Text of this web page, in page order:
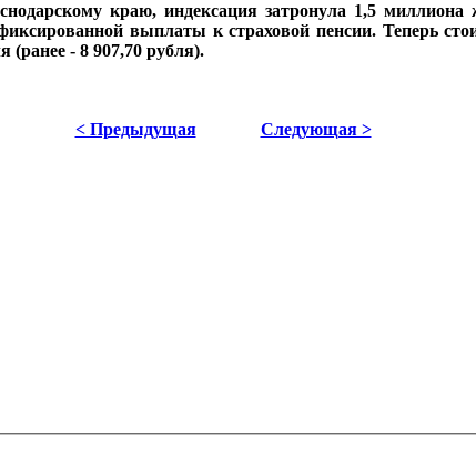
краю, индексация затронула 1,5
выплаты к страховой пенсии. Теперь
(ранее - 8 907,70 рубля).
< Предыдущая Следующая >